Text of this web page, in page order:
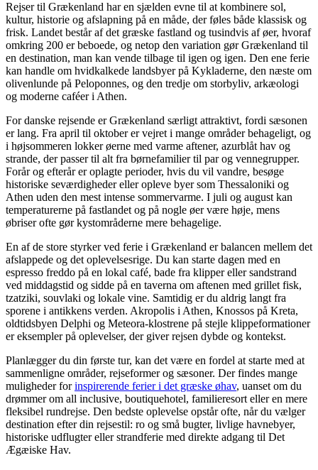
Rejser til Grækenland har en sjælden evne til at kombinere sol,
kultur, historie og afslapning på en måde, der føles både klassisk og
frisk. Landet består af det græske fastland og tusindvis af øer, hvoraf
omkring 200 er beboede, og netop den variation gør Grækenland til
en destination, man kan vende tilbage til igen og igen. Den ene ferie
kan handle om hvidkalkede landsbyer på Kykladerne, den næste om
olivenlunde på Peloponnes, og den tredje om storbyliv, arkæologi
og moderne caféer i Athen.
For danske rejsende er Grækenland særligt attraktivt, fordi sæsonen
er lang. Fra april til oktober er vejret i mange områder behageligt, og
i højsommeren lokker øerne med varme aftener, azurblåt hav og
strande, der passer til alt fra børnefamilier til par og vennegrupper.
Forår og efterår er oplagte perioder, hvis du vil vandre, besøge
historiske seværdigheder eller opleve byer som Thessaloniki og
Athen uden den mest intense sommervarme. I juli og august kan
temperaturerne på fastlandet og på nogle øer være høje, mens
øbriser ofte gør kystområderne mere behagelige.
En af de store styrker ved ferie i Grækenland er balancen mellem det
afslappede og det oplevelsesrige. Du kan starte dagen med en
espresso freddo på en lokal café, bade fra klipper eller sandstrand
ved middagstid og sidde på en taverna om aftenen med grillet fisk,
tzatziki, souvlaki og lokale vine. Samtidig er du aldrig langt fra
sporene i antikkens verden. Akropolis i Athen, Knossos på Kreta,
oldtidsbyen Delphi og Meteora-klostrene på stejle klippeformationer
er eksempler på oplevelser, der giver rejsen dybde og kontekst.
Planlægger du din første tur, kan det være en fordel at starte med at
sammenligne områder, rejseformer og sæsoner. Der findes mange
muligheder forinspirerende ferier i det græske øhav, uanset om du
drømmer om all inclusive, boutiquehotel, familieresort eller en mere
fleksibel rundrejse. Den bedste oplevelse opstår ofte, når du vælger
destination efter din rejsestil: ro og små bugter, livlige havnebyer,
historiske udflugter eller strandferie med direkte adgang til Det
Ægæiske Hav.